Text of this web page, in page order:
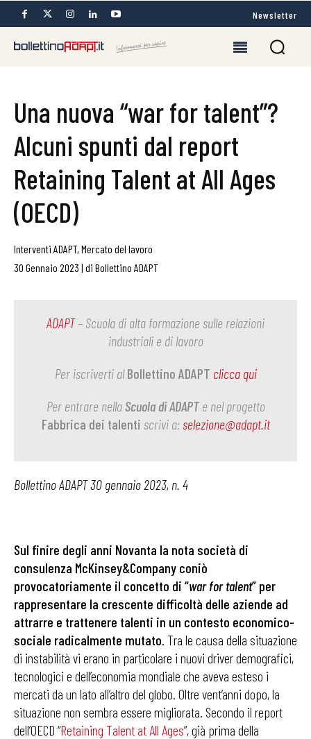
Newsletter
Una nuova “war for talent”?
Alcuni spunti dal report
Retaining Talent at All Ages
(OECD)
Interventi ADAPT, Mercato del lavoro
30 Gennaio 2023 | di Bollettino ADAPT
ADAPT– Scuola di alta formazione sulle relazioni
industriali e di lavoro
Per iscriverti alBollettino ADAPT clicca qui
Per entrare nella Scuola di ADAPTe nel progetto
Fabbrica dei talenti scrivi a:selezione@adapt.it
Bollettino ADAPT 30 gennaio 2023, n. 4
Sul finire degli anni Novanta la nota società di
consulenza McKinsey&Company coniò
provocatoriamente il concetto di “war for talent” per
rappresentare la crescente difficoltà delle aziende ad
attrarre e trattenere talenti in un contesto economico-
sociale radicalmente mutato. Tra le causa della situazione
di instabilità vi erano in particolare i nuovi driver demografici,
tecnologici e dell’economia mondiale che aveva esteso i
mercati da un lato all’altro del globo. Oltre vent’anni dopo, la
situazione non sembra essere migliorata. Secondo il report
dell’OECD “Retaining Talent at All Ages”, già prima della